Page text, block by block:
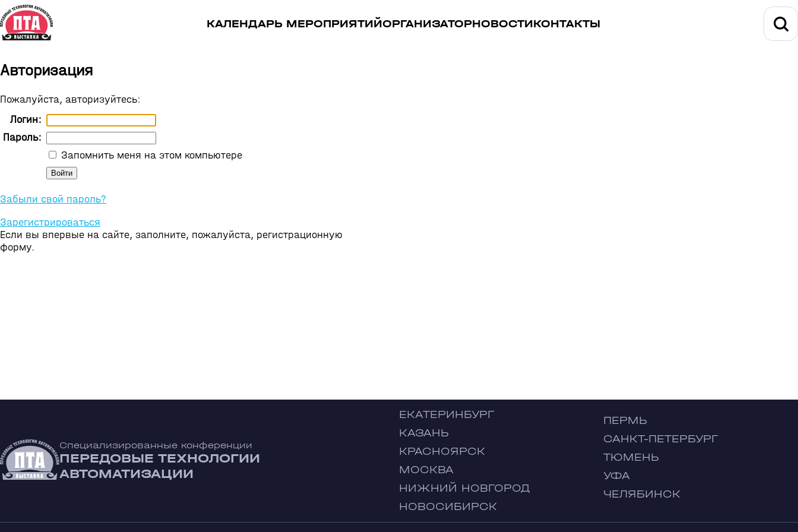
КАЛЕНДАРЬ МЕРОПРИЯТИЙОРГАНИЗАТОРНОВОСТИКОНТАКТЫ
Авторизация
Пожалуйста, авторизуйтесь:
Логин:
Пароль:
Запомнить меня на этом компьютере
Забыли свой пароль?
Зарегистрироваться
Если вы впервые на сайте, заполните, пожалуйста, регистрационную
форму.
Специализированные конференции
ПЕРЕДОВЫЕ ТЕХНОЛОГИИ
АВТОМАТИЗАЦИИ
ЕКАТЕРИНБУРГ
КАЗАНЬ
КРАСНОЯРСК
МОСКВА
НИЖНИЙ НОВГОРОД
НОВОСИБИРСК
ПЕРМЬ
САНКТ-ПЕТЕРБУРГ
ТЮМЕНЬ
УФА
ЧЕЛЯБИНСК